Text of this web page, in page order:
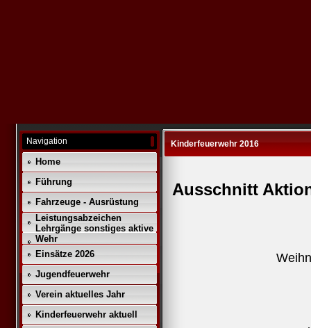
Navigation
Home
Führung
Fahrzeuge - Ausrüstung
Leistungsabzeichen
Lehrgänge sonstiges aktive
Wehr
Einsätze 2026
Jugendfeuerwehr
Verein aktuelles Jahr
Kinderfeuerwehr aktuell
Kinderfeuerwehr 2016
Ausschnitt